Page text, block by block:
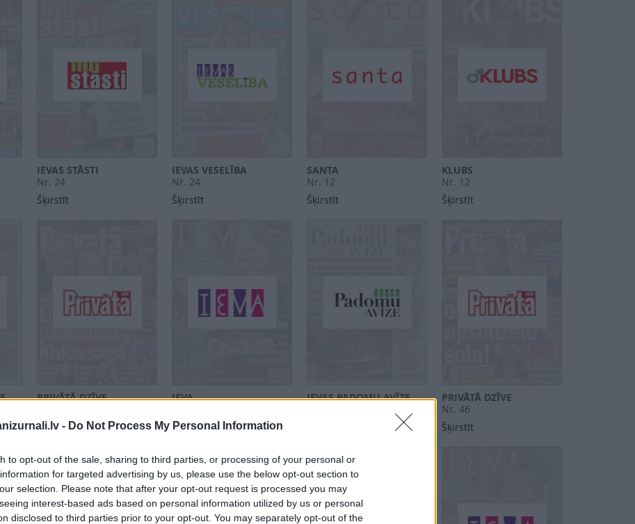
- Do Not Process My Personal Information
to opt-out of the sale, sharing to third parties, or processing of your personal or
for targeted advertising by us, please use the below opt-out section to
selection. Please note that after your opt-out request is processed you may
interest-based ads based on personal information utilized by us or personal
disclosed to third parties prior to your opt-out. You may separately opt-out of the
IEVAS STĀSTI
Nr. 24
Šķirstīt
IEVAS VESELĪBA
Nr. 24
Šķirstīt
SANTA
Nr. 12
Šķirstīt
KLUBS
Nr. 12
Šķirstīt
PRIVĀTĀ DZĪVE
Šķirstīt
IEVA
Šķirstīt
IEVAS PADOMU AVĪZE
PRIVĀTĀ DZĪVE
Nr. 46
Šķirstīt